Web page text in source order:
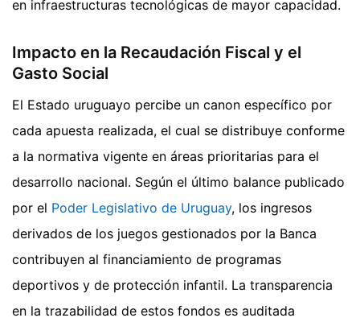
en infraestructuras tecnológicas de mayor capacidad.
Impacto en la Recaudación Fiscal y el
Gasto Social
El Estado uruguayo percibe un canon específico por
cada apuesta realizada, el cual se distribuye conforme
a la normativa vigente en áreas prioritarias para el
desarrollo nacional. Según el último balance publicado
por el Poder Legislativo de Uruguay, los ingresos
derivados de los juegos gestionados por la Banca
contribuyen al financiamiento de programas
deportivos y de protección infantil. La transparencia
en la trazabilidad de estos fondos es auditada